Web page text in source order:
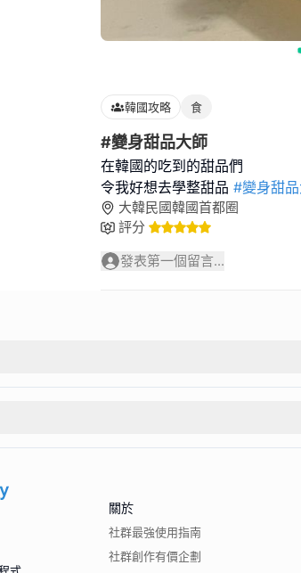
韓國攻略 食
#變身甜品大師
在韓國的吃到的甜品們
令我好想去學整甜品 #變身甜
大韓民國韓國首都圈
評分
發表第一個留言...
式
關於
社群最強使用指南
社群創作有價企劃